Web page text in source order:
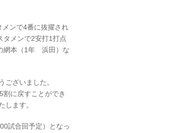
ンで4番に抜擢され
メンで2安打1打点
網本（1年 浜田）な
ざいました。
に戻すことができ
します。
試合回予定）となっ